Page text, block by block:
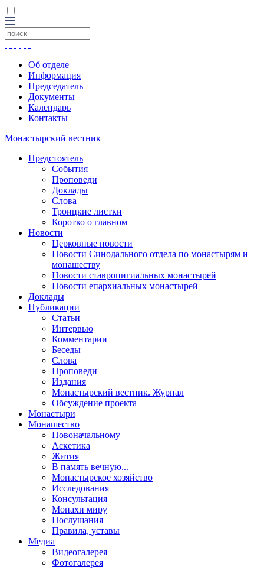
Об отделе
Информация
Председатель
Документы
Календарь
Контакты
Монастырский вестник
Предстоятель
События
Проповеди
Доклады
Слова
Троицкие листки
Коротко о главном
Новости
Церковные новости
Новости Синодального отдела по монастырям и
монашеству
Новости ставропигиальных монастырей
Новости епархиальных монастырей
Доклады
Публикации
Статьи
Интервью
Комментарии
Беседы
Слова
Проповеди
Издания
Монастырский вестник. Журнал
Обсуждение проекта
Монастыри
Монашество
Новоначальному
Аскетика
Жития
В память вечную...
Монастырское хозяйство
Исследования
Консультация
Монахи миру
Послушания
Правила, уставы
Медиа
Видеогалерея
Фотогалерея